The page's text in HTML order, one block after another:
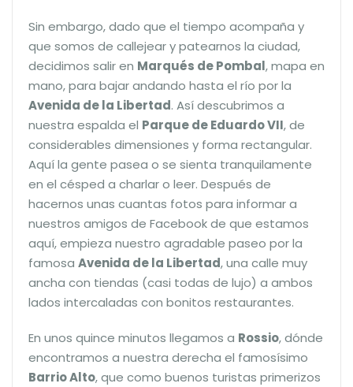
Sin embargo, dado que el tiempo acompaña y
que somos de callejear y patearnos la ciudad,
decidimos salir en Marqués de Pombal, mapa en
mano, para bajar andando hasta el río por la
Avenida de la Libertad. Así descubrimos a
nuestra espalda el Parque de Eduardo VII, de
considerables dimensiones y forma rectangular.
Aquí la gente pasea o se sienta tranquilamente
en el césped a charlar o leer. Después de
hacernos unas cuantas fotos para informar a
nuestros amigos de Facebook de que estamos
aquí, empieza nuestro agradable paseo por la
famosa Avenida de la Libertad, una calle muy
ancha con tiendas (casi todas de lujo) a ambos
lados intercaladas con bonitos restaurantes.
En unos quince minutos llegamos a Rossio, dónde
encontramos a nuestra derecha el famosísimo
Barrio Alto, que como buenos turistas primerizos